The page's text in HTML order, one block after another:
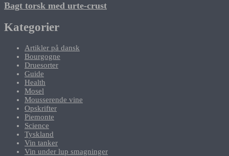
Bagt torsk med urte-crust
Kategorier
Artikler på dansk
Bourgogne
Druesorter
Guide
Health
Mosel
Mousserende vine
Opskrifter
Piemonte
Science
Tyskland
Vin tanker
Vin under lup smagninger